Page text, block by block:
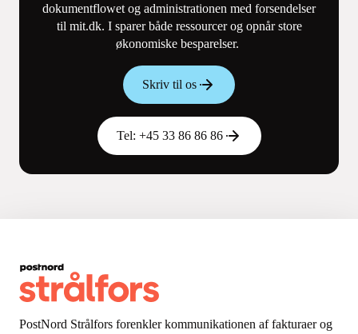
dokumentflowet og administrationen med forsendelser
til mit.dk. I sparer både ressourcer og opnår store
økonomiske besparelser.
Skriv til os
Tel: +45 33 86 86 86
PostNord Strålfors forenkler kommunikationen af fakturaer og